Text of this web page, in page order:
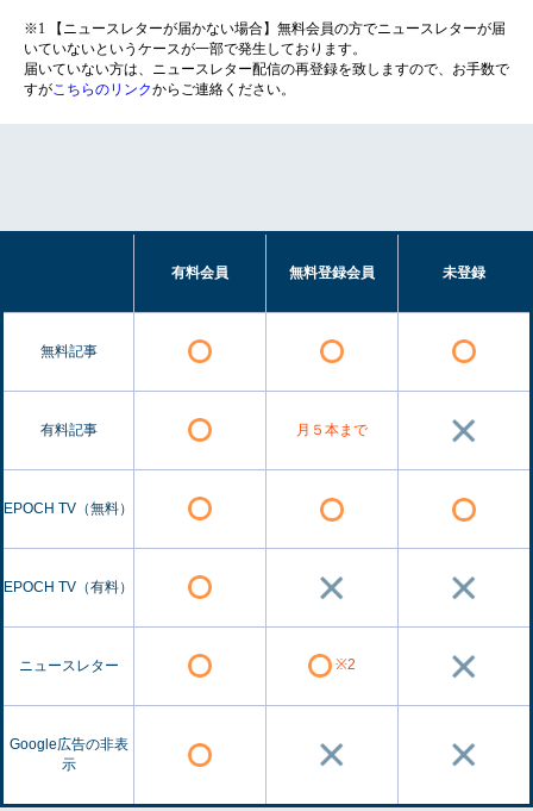
※1 【ニュースレターが届かない場合】無料会員の方でニュースレターが届
いていないというケースが一部で発生しております。
届いていない方は、ニュースレター配信の再登録を致しますので、お手数で
すがこちらのリンクからご連絡ください。
有料会員 無料登録会員 未登録
無料記事
有料記事 月５本まで
EPOCH TV（無料）
EPOCH TV（有料）
ニュースレター ※2
Google広告の非表
示